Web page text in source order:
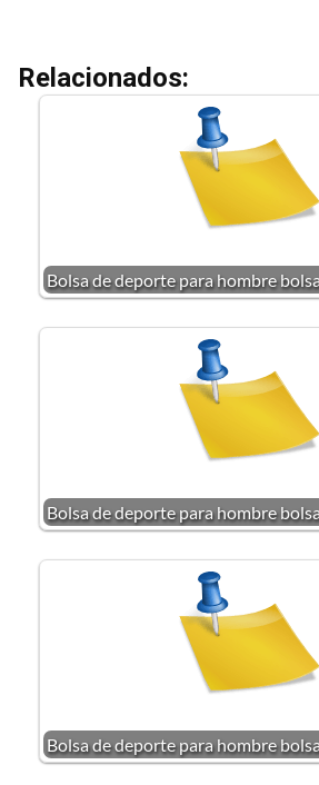
Relacionados:
Bolsa de deporte para hombre
Bolsa de deporte para hombre
Bolsa de deporte para hombre